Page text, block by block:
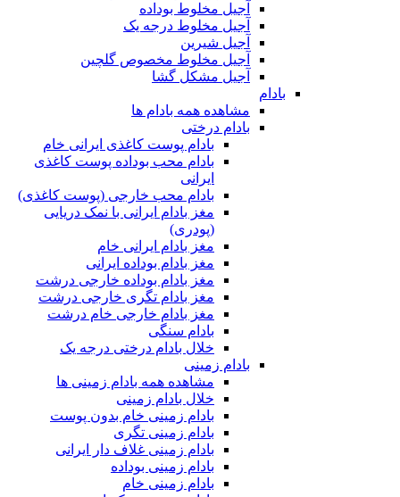
آجیل مخلوط بوداده
آجیل مخلوط درجه یک
آجیل شیرین
آجیل مخلوط مخصوص گلچین
آجیل مشکل گشا
بادام
مشاهده همه بادام ها
بادام درختی
بادام پوست کاغذی ایرانی خام
بادام محب بوداده پوست کاغذی
ایرانی
بادام محب خارجی (پوست کاغذی)
مغز بادام ایرانی با نمک دریایی
(پودری)
مغز بادام ایرانی خام
مغز بادام بوداده ایرانی
مغز بادام بوداده خارجی درشت
مغز بادام تگری خارجی درشت
مغز بادام خارجی خام درشت
بادام سنگی
خلال بادام درختی درجه یک
بادام زمینی
مشاهده همه بادام زمینی ها
خلال بادام زمینی
بادام زمینی خام بدون پوست
بادام زمینی تگری
بادام زمینی غلاف دار ایرانی
بادام زمینی بوداده
بادام زمینی خام